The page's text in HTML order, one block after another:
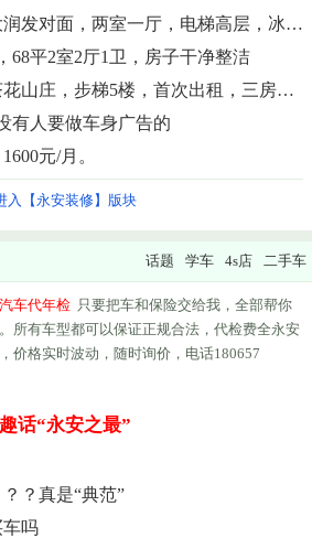
出租：开辉汇景城，大润发对面，两室一厅，电梯高层，冰箱空调洗衣机一应俱全
68平2室2厅1卫，房子干净整洁
出租：汽车站附近，茶花山庄，步梯5楼，首次出租，三房二厅二卫+柴火
有人要做车身广告的
元/月。
入【永安装修】版块
话题 学车 4s店 二手车
车代年检 只要把车和保险交给我，全部帮你
所有车型都可以保证正规合法，代检费全永安
价格实时波动，随时询价，电话180657
趣话“永安之最”
？真是“典范”
吗